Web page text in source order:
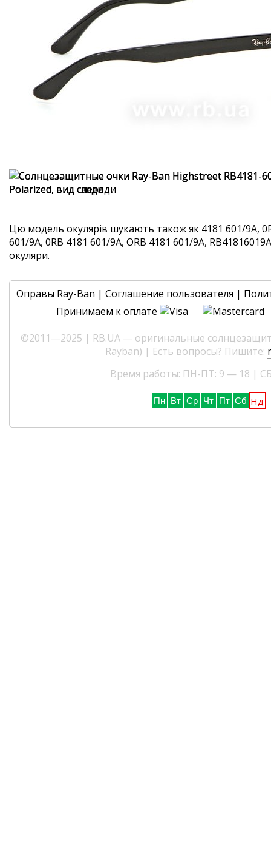
Цю модель окулярів шукають також як 4181 601/9A,
601/9A, 0RB 4181 601/9A, ORB 4181 601/9A,
окуляри.
Оправы Ray-Ban | Соглашение пользователя |
Принимаем к оплате
©2011—2025 | RB.UA — оригинальные
Rayban) | Есть вопросы? Пишите:
Время работы: ПН-ПТ: 9 — 18 |
Пн Вт Ср Чт Пт Сб Нд